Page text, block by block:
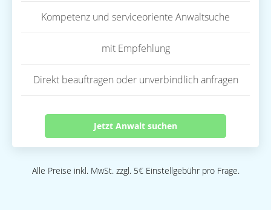
Kompetenz und serviceoriente Anwaltsuche
mit Empfehlung
Direkt beauftragen oder unverbindlich anfragen
Jetzt Anwalt suchen
Alle Preise inkl. MwSt. zzgl. 5€ Einstellgebühr pro Frage.